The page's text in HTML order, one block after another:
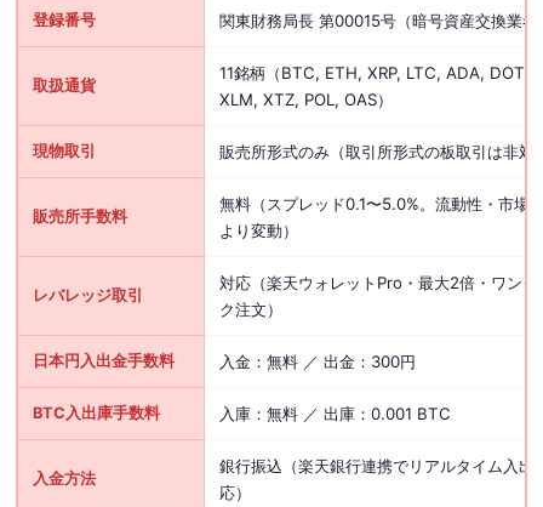
登録番号 関東財務局長 第00015号（暗号資産交換業者
取扱通貨
11銘柄（BTC, ETH, XRP, LTC, ADA, DOT,
XLM, XTZ, POL, OAS）
現物取引 販売所形式のみ（取引所形式の板取引は非対
販売所手数料
無料（スプレッド0.1〜5.0%。流動性・市場
より変動）
レバレッジ取引
対応（楽天ウォレットPro・最大2倍・ワンク
ク注文）
日本円入出金手数料 入金：無料 ／ 出金：300円
BTC入出庫手数料 入庫：無料 ／ 出庫：0.001 BTC
入金方法
銀行振込（楽天銀行連携でリアルタイム入出
応）